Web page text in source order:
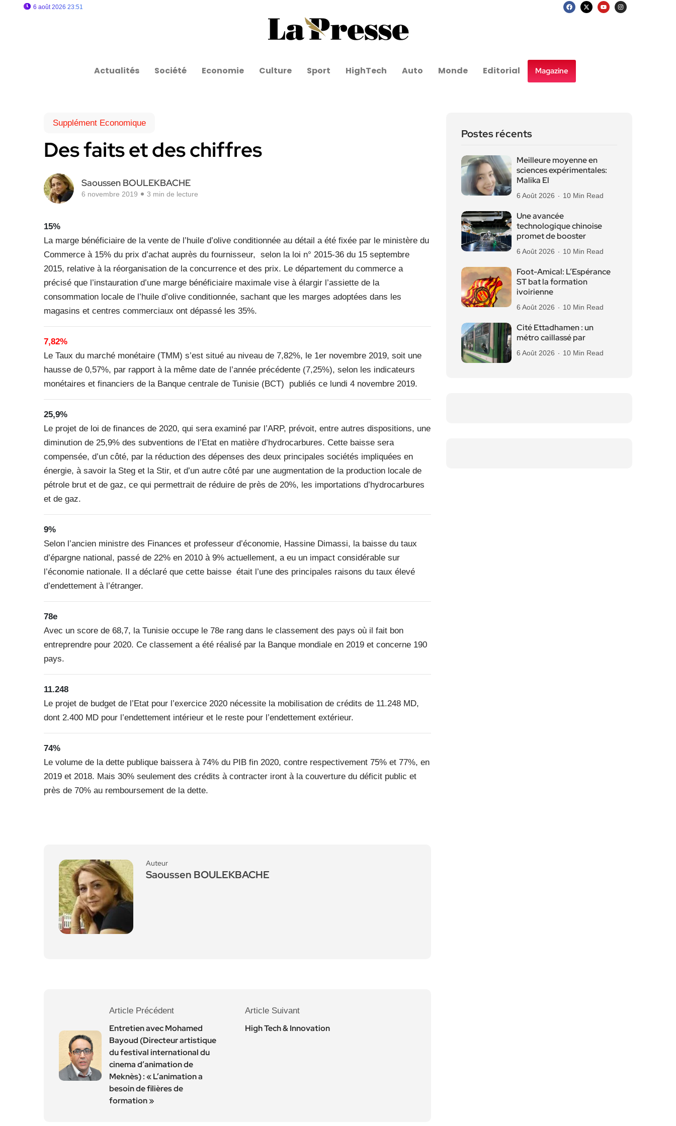
6 août 2026 23:51
Actualités Société Economie Culture Sport HighTech Auto Monde Editorial Magazine
Supplément Economique
Des faits et des chiffres
Saoussen BOULEKBACHE
6 novembre 2019 3 min de lecture
15%
La marge bénéficiaire de la vente de l’huile d’olive conditionnée au détail a été fixée par le ministère du
Commerce à 15% du prix d’achat auprès du fournisseur, selon la loi n° 2015-36 du 15 septembre
2015, relative à la réorganisation de la concurrence et des prix. Le département du commerce a
précisé que l’instauration d’une marge bénéficiaire maximale vise à élargir l’assiette de la
consommation locale de l’huile d’olive conditionnée, sachant que les marges adoptées dans les
magasins et centres commerciaux ont dépassé les 35%.
7,82%
Le Taux du marché monétaire (TMM) s’est situé au niveau de 7,82%, le 1er novembre 2019, soit une
hausse de 0,57%, par rapport à la même date de l’année précédente (7,25%), selon les indicateurs
monétaires et financiers de la Banque centrale de Tunisie (BCT) publiés ce lundi 4 novembre 2019.
25,9%
Le projet de loi de finances de 2020, qui sera examiné par l’ARP, prévoit, entre autres dispositions, une
diminution de 25,9% des subventions de l’Etat en matière d’hydrocarbures. Cette baisse sera
compensée, d’un côté, par la réduction des dépenses des deux principales sociétés impliquées en
énergie, à savoir la Steg et la Stir, et d’un autre côté par une augmentation de la production locale de
pétrole brut et de gaz, ce qui permettrait de réduire de près de 20%, les importations d’hydrocarbures
et de gaz.
9%
Selon l’ancien ministre des Finances et professeur d’économie, Hassine Dimassi, la baisse du taux
d’épargne national, passé de 22% en 2010 à 9% actuellement, a eu un impact considérable sur
l’économie nationale. Il a déclaré que cette baisse était l’une des principales raisons du taux élevé
d’endettement à l’étranger.
78e
Avec un score de 68,7, la Tunisie occupe le 78e rang dans le classement des pays où il fait bon
entreprendre pour 2020. Ce classement a été réalisé par la Banque mondiale en 2019 et concerne 190
pays.
11.248
Le projet de budget de l’Etat pour l’exercice 2020 nécessite la mobilisation de crédits de 11.248 MD,
dont 2.400 MD pour l’endettement intérieur et le reste pour l’endettement extérieur.
74%
Le volume de la dette publique baissera à 74% du PIB fin 2020, contre respectivement 75% et 77%, en
2019 et 2018. Mais 30% seulement des crédits à contracter iront à la couverture du déficit public et
près de 70% au remboursement de la dette.
Auteur
Saoussen BOULEKBACHE
Article Précédent
Entretien avec Mohamed
Bayoud (Directeur artistique
du festival international du
cinema d’animation de
Meknès) : « L’animation a
besoin de filières de
formation »
Article Suivant
High Tech & Innovation
Postes récents
Meilleure moyenne en
sciences expérimentales:
Malika El
6 Août 2026 10 Min Read
Une avancée
technologique chinoise
promet de booster
6 Août 2026 10 Min Read
Foot-Amical: L’Espérance
ST bat la formation
ivoirienne
6 Août 2026 10 Min Read
Cité Ettadhamen : un
métro caillassé par
6 Août 2026 10 Min Read